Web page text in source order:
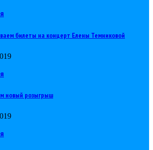
билеты на концерт Елены Темниковой
новый розыгрыш